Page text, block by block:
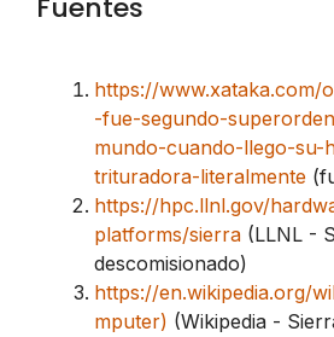
Fuentes
https://www.xataka.com/
-fue-segundo-
mundo-cuando-llego-su-
trituradora-literalmente
https://hpc.llnl.gov/
platforms/sierra (LLNL -
descomisionado)
https://en.wikipedia.org/
mputer) (Wikipedia -